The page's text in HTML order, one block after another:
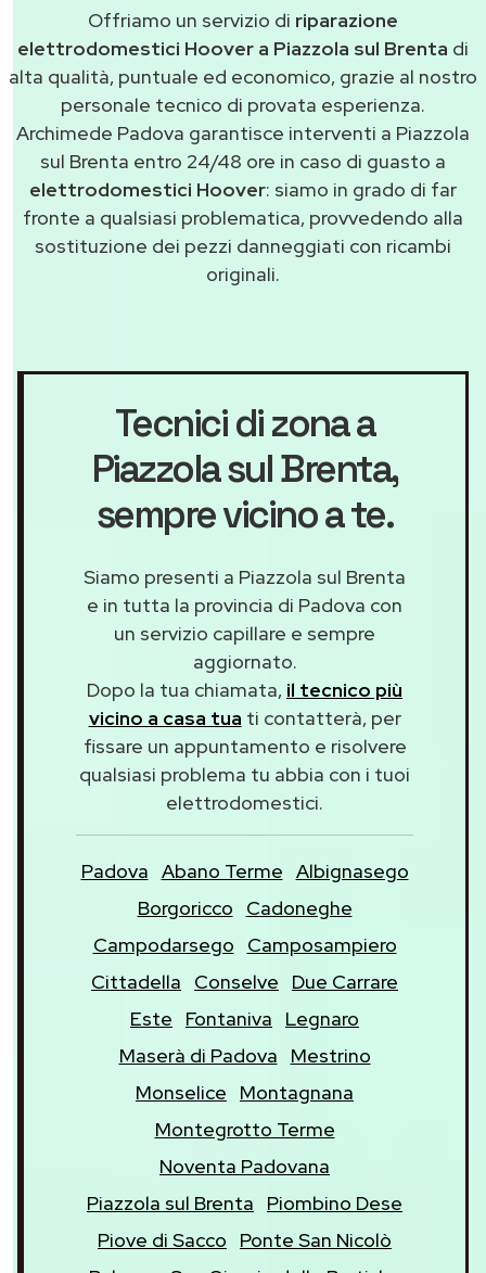
Offriamo un servizio di riparazione
elettrodomestici Hoover a Piazzola sul Brenta di
alta qualità, puntuale ed economico, grazie al nostro
personale tecnico di provata esperienza.
Archimede Padova garantisce interventi a Piazzola
sul Brenta entro 24/48 ore in caso di guasto a
elettrodomestici Hoover: siamo in grado di far
fronte a qualsiasi problematica, provvedendo alla
sostituzione dei pezzi danneggiati con ricambi
originali.
Tecnici di zona a
Piazzola sul Brenta,
sempre vicino a te.
Siamo presenti a Piazzola sul Brenta
e in tutta la provincia di Padova con
un servizio capillare e sempre
aggiornato.
Dopo la tua chiamata, il tecnico più
vicino a casa tua ti contatterà, per
fissare un appuntamento e risolvere
qualsiasi problema tu abbia con i tuoi
elettrodomestici.
Padova Abano Terme Albignasego
Borgoricco
Cadoneghe
Campodarsego
Camposampiero
Cittadella
Conselve
Due Carrare
Este
Fontaniva
Legnaro
Maserà di Padova
Mestrino
Monselice
Montagnana
Montegrotto Terme
Noventa Padovana
Piazzola sul Brenta
Piombino Dese
Piove di Sacco
Ponte San Nicolò